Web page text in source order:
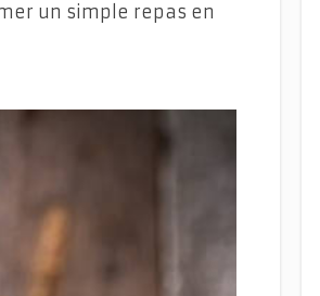
un simple repas en